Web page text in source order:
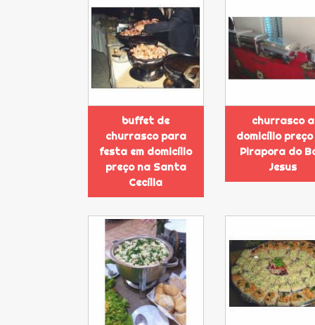
buffet de
churrasco para
festa em domicílio
preço na Santa
Cecília
churrasco a
domicílio preço
Pirapora do
Jesus